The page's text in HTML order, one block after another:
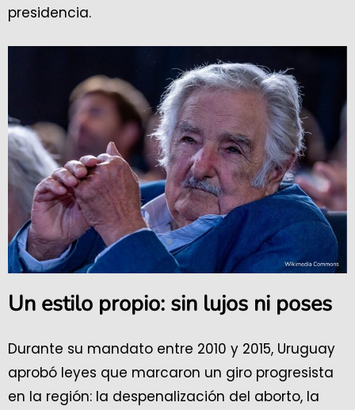
presidencia.
Un estilo propio: sin lujos ni poses
Durante su mandato entre 2010 y 2015, Uruguay
aprobó leyes que marcaron un giro progresista
en la región: la despenalización del aborto, la